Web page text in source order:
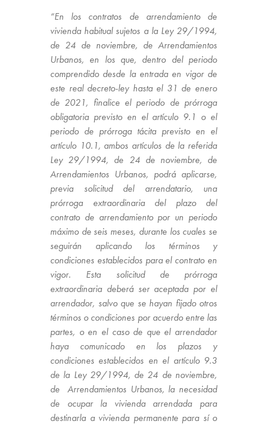
“En los contratos de arrendamiento de
vivienda habitual sujetos a la Ley 29/1994,
de 24 de noviembre, de Arrendamientos
Urbanos, en los que, dentro del periodo
comprendido desde la entrada en vigor de
este real decreto-ley hasta el 31 de enero
de 2021, finalice el periodo de prórroga
obligatoria previsto en el artículo 9.1 o el
periodo de prórroga tácita previsto en el
artículo 10.1, ambos artículos de la referida
Ley 29/1994, de 24 de noviembre, de
Arrendamientos Urbanos, podrá aplicarse,
previa solicitud del arrendatario, una
prórroga extraordinaria del plazo del
contrato de arrendamiento por un periodo
máximo de seis meses, durante los cuales se
seguirán aplicando los términos y
condiciones establecidos para el contrato en
vigor. Esta solicitud de prórroga
extraordinaria deberá ser aceptada por el
arrendador, salvo que se hayan fijado otros
términos o condiciones por acuerdo entre las
partes, o en el caso de que el arrendador
haya comunicado en los plazos y
condiciones establecidos en el artículo 9.3
de la Ley 29/1994, de 24 de noviembre,
de Arrendamientos Urbanos, la necesidad
de ocupar la vivienda arrendada para
destinarla a vivienda permanente para sí o